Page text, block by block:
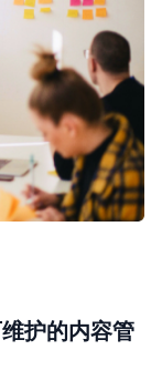
护的内容管